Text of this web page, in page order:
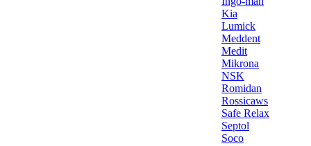
Kia
Lumick
Meddent
Medit
Mikrona
NSK
Romidan
Rossicaws
Safe Relax
Septol
Soco